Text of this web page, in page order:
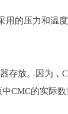
的压力和温
放。因为，
CMC的实际数